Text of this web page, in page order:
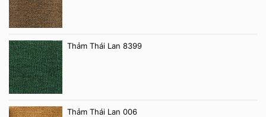
Thảm Thái Lan 8399
Thảm Thái Lan 006